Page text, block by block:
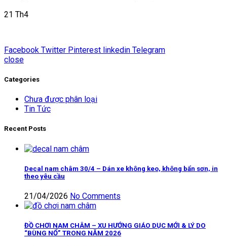
21 Th4
Facebook Twitter Pinterest linkedin Telegram
close
Categories
Chưa được phân loại
Tin Tức
Recent Posts
Decal nam châm 30/4 – Dán xe không keo, không bẩn sơn, in
theo yêu cầu
21/04/2026 No Comments
ĐỒ CHƠI NAM CHÂM – XU HƯỚNG GIÁO DỤC MỚI & LÝ DO
“BÙNG NỔ” TRONG NĂM 2026